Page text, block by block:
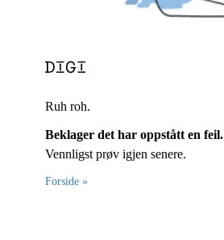
Ruh roh.
Beklager det har oppstått en feil.
Vennligst prøv igjen senere.
Forside »